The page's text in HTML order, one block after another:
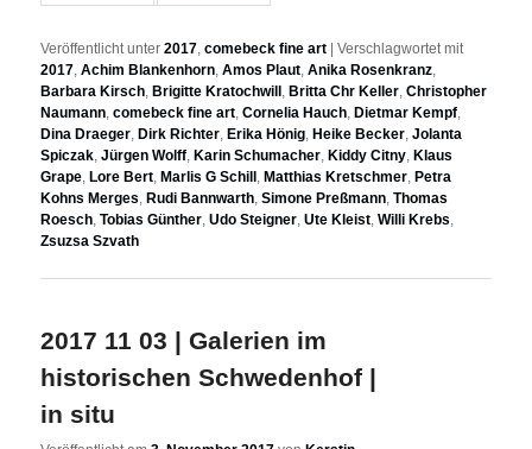
Veröffentlicht unter 2017,comebeck fine art |Verschlagwortet mit
2017,Achim Blankenhorn,Amos Plaut,Anika Rosenkranz,
Barbara Kirsch, Brigitte Kratochwill , Britta Chr Keller,Christopher
Naumann,comebeck fine art,Cornelia Hauch, Dietmar Kempf,
Dina Draeger, Dirk Richter, Erika Hönig, Heike Becker,Jolanta
Spiczak,Jürgen Wolff, Karin Schumacher, Kiddy Citny, Klaus
Grape, Lore Bert, Marlis G Schill , Matthias Kretschmer, Petra
Kohns Merges, Rudi Bannwarth,Simone Preßmann,Thomas
Roesch,Tobias Günther,Udo Steigner,Ute Kleist,Willi Krebs,
Zsuzsa Szvath
2017 11 03 | Galerien im
historischen Schwedenhof |
in situ